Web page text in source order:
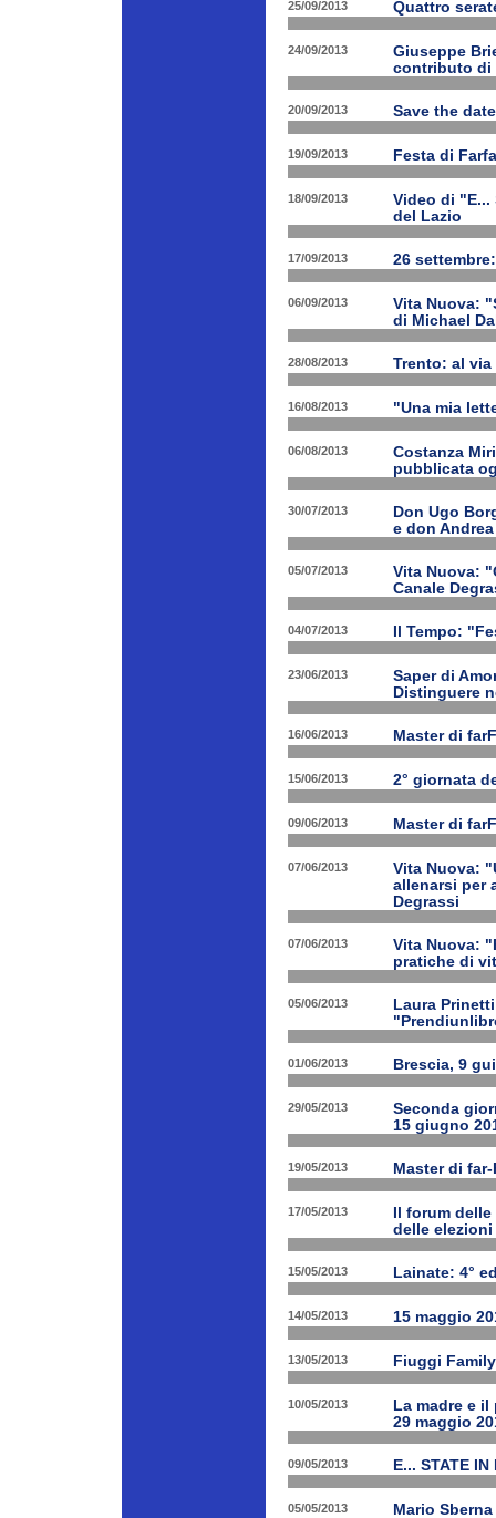
25/09/2013 Quattro
24/09/2013
Giuseppe
contributo di
20/09/2013 Save the
19/09/2013 Festa di
18/09/2013
Video di "E...
del Lazio
17/09/2013 26
06/09/2013
Vita Nuova:
di Michael
28/08/2013 Trento: al
16/08/2013 "Una mia
06/08/2013
Costanza
pubblicata
30/07/2013
Don Ugo
e don
05/07/2013
Vita Nuova:
Canale
04/07/2013 Il Tempo:
23/06/2013
Saper di
Distinguere
16/06/2013 Master di
15/06/2013 2° giornata
09/06/2013 Master di
07/06/2013
Vita Nuova:
allenarsi per
Degrassi
07/06/2013
Vita Nuova:
pratiche di
05/06/2013
Laura
01/06/2013 Brescia, 9
29/05/2013
Seconda
15 giugno
19/05/2013 Master di
17/05/2013
Il forum
delle elezioni
15/05/2013 Lainate: 4°
14/05/2013 15 maggio
13/05/2013 Fiuggi
10/05/2013
La madre e
29 maggio
09/05/2013 E... STATE
05/05/2013 Mario